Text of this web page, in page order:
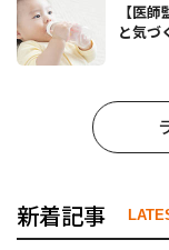
【医
と気づ
新着記事